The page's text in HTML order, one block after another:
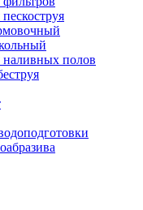
пескоструя
наливных полов